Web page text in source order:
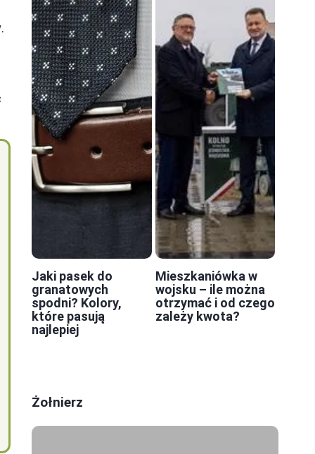
Jaki pasek do
granatowych
spodni? Kolory,
które pasują
najlepiej
Mieszkaniówka w
wojsku – ile można
otrzymać i od czego
zależy kwota?
Żołnierz